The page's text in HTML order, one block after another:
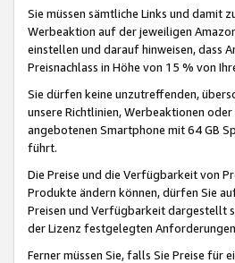
Sie müssen sämtliche Links und damit
Werbeaktion auf der jeweiligen
einstellen und darauf hinweisen, dass
Preisnachlass in Höhe von 15 % von
Sie dürfen keine unzutreffenden,
unsere Richtlinien, Werbeaktionen
angebotenen Smartphone mit 64 GB
führt.
Die Preise und die Verfügbarkeit von
Produkte ändern können, dürfen Sie
Preisen und Verfügbarkeit dargestellt
der Lizenz festgelegten
Ferner müssen Sie, falls Sie Preise für